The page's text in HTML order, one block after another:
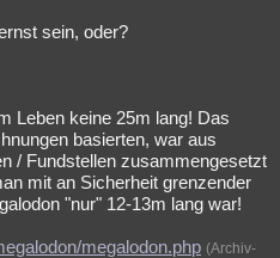
sein, oder?
Leben keine 25m lang! Das
basierten, war aus
/ Fundstellen zusammengesetzt
mit an Sicherheit grenzender
"nur" 12-13m lang war!
megalodon.php (Archiv-